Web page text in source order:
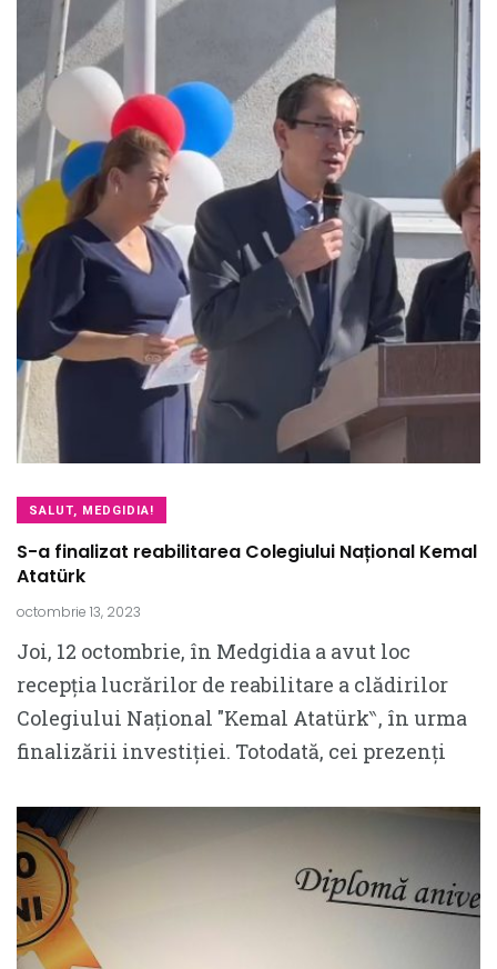
SALUT, MEDGIDIA!
S-a finalizat reabilitarea Colegiului Național Kemal
Atatürk
octombrie 13, 2023
Joi, 12 octombrie, în Medgidia a avut loc
recepția lucrărilor de reabilitare a clădirilor
Colegiului Național ″Kemal Atatürk‶, în urma
finalizării investiției. Totodată, cei prezenți